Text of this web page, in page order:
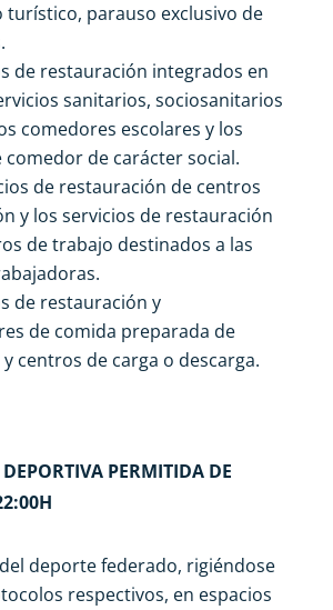
turístico, parauso exclusivo de
de restauración integrados en
sanitarios, sociosanitarios
comedores escolares y los
comedor de carácter social.
de restauración de centros
y los servicios de restauración
de trabajo destinados a las
de restauración y
de comida preparada de
centros de carga o descarga.
PERMITIDA DE
deporte federado, rigiéndose
respectivos, en espacios